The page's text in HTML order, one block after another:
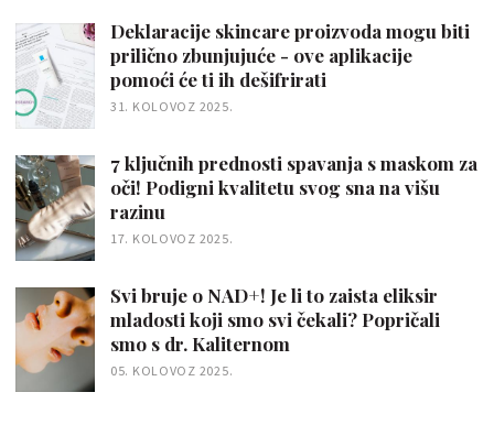
Deklaracije skincare proizvoda mogu biti
prilično zbunjujuće - ove aplikacije
pomoći će ti ih dešifrirati
31. KOLOVOZ 2025.
7 ključnih prednosti spavanja s maskom za
oči! Podigni kvalitetu svog sna na višu
razinu
17. KOLOVOZ 2025.
Svi bruje o NAD+! Je li to zaista eliksir
mladosti koji smo svi čekali? Popričali
smo s dr. Kaliternom
05. KOLOVOZ 2025.